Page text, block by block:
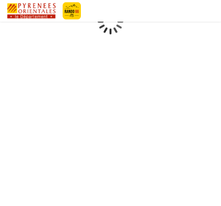
Pyrénées-Orientales Le Département
Chargement